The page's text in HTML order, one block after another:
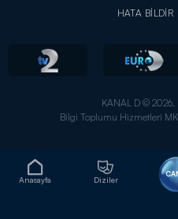
Anasayfa Diziler
HATA BİLDİR
KANAL D © 2026.
Bilgi Toplumu Hizmetleri